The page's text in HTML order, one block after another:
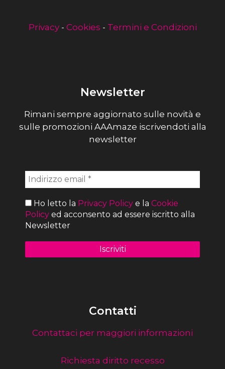
Privacy- Cookies - Termini e Condizioni
Newsletter
Rimani sempre aggiornato sulle novità e
sulle promozioni AAAmaze iscrivendoti alla
newsletter
Ho letto la Privacy Policy e la Cookie
Policy ed acconsento ad essere iscritto alla
Newsletter
Contatti
Contattaci per maggiori informazioni
Richiesta diritto recesso